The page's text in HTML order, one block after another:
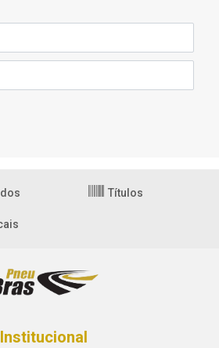
Títulos
Institucional